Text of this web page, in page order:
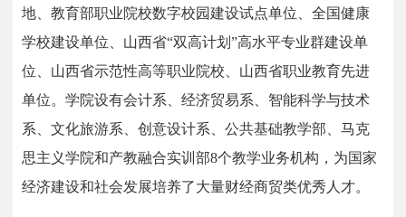
地、教育部职业院校数字校园建设试点单位、全国健康
学校建设单位、山西省“双高计划”高水平专业群建设单
位、山西省示范性高等职业院校、山西省职业教育先进
单位。学院设有会计系、经济贸易系、智能科学与技术
系、文化旅游系、创意设计系、公共基础教学部、马克
思主义学院和产教融合实训部8个教学业务机构，为国家
经济建设和社会发展培养了大量财经商贸类优秀人才。